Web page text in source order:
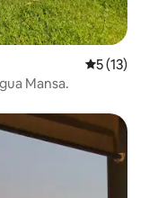
5 de uma
5 (13)
Mansa.